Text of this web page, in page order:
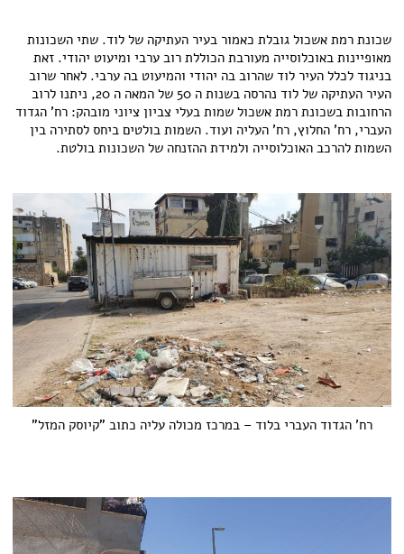
שכונת רמת אשכול גובלת כאמור בעיר העתיקה של לוד. שתי השכונות
מאופיינות באוכלוסייה מעורבת הכוללת רוב ערבי ומיעוט יהודי. זאת
בניגוד לכלל העיר לוד שהרוב בה יהודי והמיעוט בה ערבי. לאחר שרוב
העיר העתיקה של לוד נהרסה בשנות ה 50 של המאה ה 20, ניתנו לרוב
הרחובות בשכונת רמת אשכול שמות בעלי צביון ציוני מובהק: רח' הגדוד
העברי, רח' החלוץ, רח' העליה ועוד. השמות בולטים ביחס לסתירה בין
השמות להרכב האוכלוסייה ולמידת ההזנחה של השכונות בולטת.
רח' הגדוד העברי בלוד – במרכז מכולה עליה כתוב "קיוסק המזל"